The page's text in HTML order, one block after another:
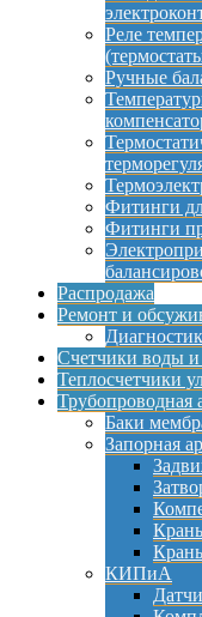
Реле
Ручные
Фитинги
Фитинги
Распродажа
Ремонт и
Счетчики воды и
Теплосчетчики
Трубопроводная
Баки
Запорная
КИПиА